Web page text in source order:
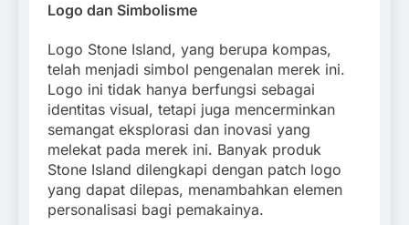
Logo dan Simbolisme
Logo Stone Island, yang berupa kompas,
telah menjadi simbol pengenalan merek ini.
Logo ini tidak hanya berfungsi sebagai
identitas visual, tetapi juga mencerminkan
semangat eksplorasi dan inovasi yang
melekat pada merek ini. Banyak produk
Stone Island dilengkapi dengan patch logo
yang dapat dilepas, menambahkan elemen
personalisasi bagi pemakainya.